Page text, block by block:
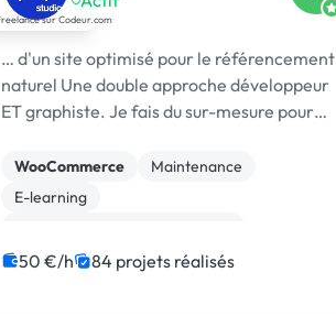
… d'un site optimisé pour le référencement
naturel Une double approche développeur
ET graphiste. Je fais du sur-mesure pour
WooCommerce
Maintenance
E-learning
Site clé en main
Full-stack
50 €/h 84 projets réalisés